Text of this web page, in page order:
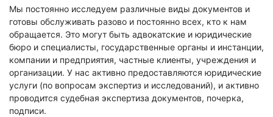
Фоноскопическая экспертиза
Экспертиза видео- и звукозаписей
Лингвистическая экспертиза
Автороведческая экспертиза
Психологическая экспертиза
Компьютерно-техническая экспертиза
Экспертиза игрового оборудования
Юридико-лингвистическая экспертиза
Лингвистическая экспертиза
Компьютерно-техническая экспертиза
Геммологическая экспертиза (ювелирная)
Экспертиза видео- и звукозаписей
Автороведческая экспертиза
Товароведческая экспертиза
Экспериза игрового оборудования
Экспертиза по технике безопасности
Физико-химическая экспертиза
Электротехническая экспертиза
Мы постоянно исследуем различные виды документов и
готовы обслуживать разово и постоянно всех, кто к нам
обращается. Это могут быть адвокатские и юридические
бюро и специалисты, государственные органы и инстанции,
компании и предприятия, частные клиенты, учреждения и
организации. У нас активно предоставляются юридические
услуги (по вопросам экспертиз и исследований), и активно
проводится судебная экспертиза документов, почерка,
подписи.